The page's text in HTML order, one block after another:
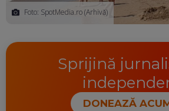
Foto: SpotMedia.ro (Arhivă)
Sprijină
DONEAZĂ